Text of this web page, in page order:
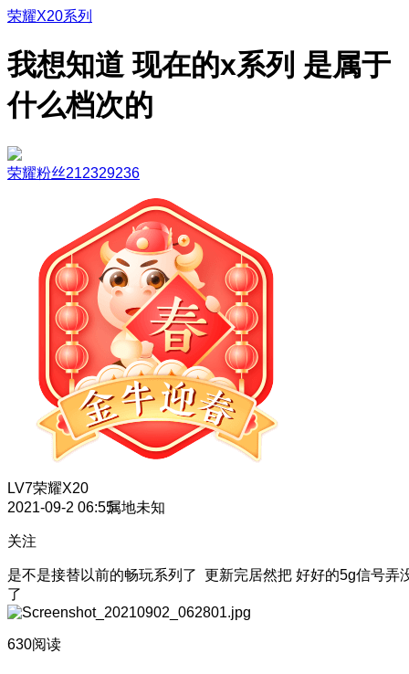
荣耀X20系列
我想知道 现在的x系列 是属于
什么档次的
荣耀粉丝212329236
LV7荣耀X20
2021-09-2 06:55属地未知
关注
是不是接替以前的畅玩系列了 更新完居然把 好好的5g信号弄
了
630阅读